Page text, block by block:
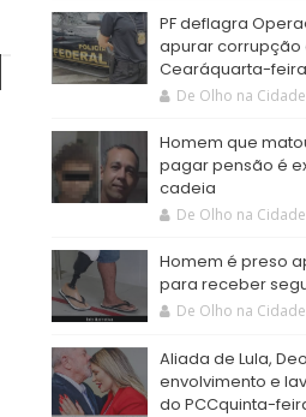
PF deflagra
apurar corrupção
Cearáquarta-
De Olho na
Homem que
pagar pensão é
cadeia
De Olho na
Homem é preso
para receber
De Olho na
Aliada de Lula,
envolvimento e
do PCCquinta-